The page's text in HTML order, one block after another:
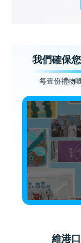
我們確保
每壹份禮物
維港